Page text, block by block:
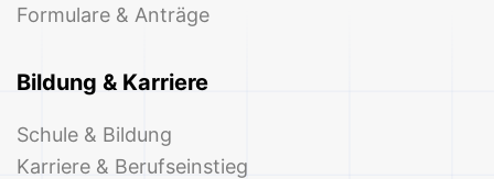
Formulare & Anträge
Bildung & Karriere
Schule & Bildung
Karriere & Berufseinstieg